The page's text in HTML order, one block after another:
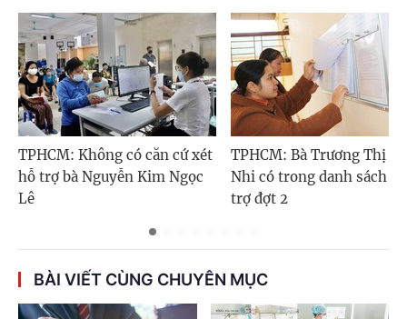
TPHCM: Không có căn cứ xét
hỗ trợ bà Nguyễn Kim Ngọc
Lê
TPHCM: Bà Trương Thị
Nhi có trong danh sách hỗ
trợ đợt 2
BÀI VIẾT CÙNG CHUYÊN MỤC